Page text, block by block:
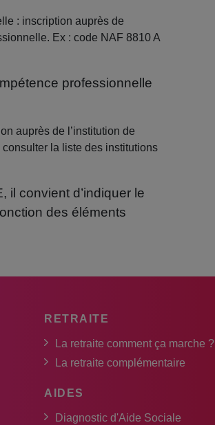
: inscription auprès de
Ex : code NAF 8810 A
professionnelle
auprès de l’institution de
la liste des institutions
il convient d’indiquer le
des éléments
RETRAITE
La retraite comment ça marche ?
La retraite complémentaire
AIDES
Diagnostic d'Aide Sociale